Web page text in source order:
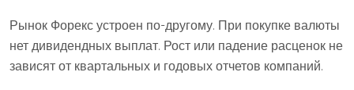
Рынок Форекс устроен по-другому. При покупке валюты
нет дивидендных выплат. Рост или падение расценок не
зависят от квартальных и годовых отчетов компаний.